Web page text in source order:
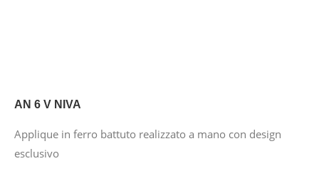
AN 6 V NIVA
Applique in ferro battuto realizzato a mano con design
esclusivo